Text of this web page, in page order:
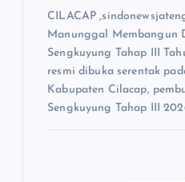
CILACAP
Manunggal Membangun
Sengkuyung Tahap III
resmi dibuka serentak
Kabupaten Cilacap,
Sengkuyung Tahap III